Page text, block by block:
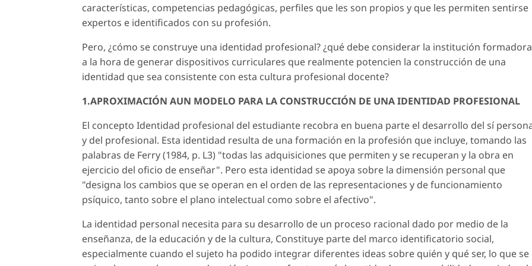
características, competencias pedagógicas, perfiles que les son propios y que les permiten sentirse
expertos e identificados con su profesión.
Pero, ¿cómo se construye una identidad profesional? ¿qué debe considerar la institución
a la hora de generar dispositivos curriculares que realmente potencien la construcción de una
identidad que sea consistente con esta cultura profesional docente?
1.APROXIMACIÓN AUN MODELO PARA LA CONSTRUCCIÓN DE UNA IDENTIDAD PROFESIONAL
El concepto Identidad profesional del estudiante recobra en buena parte el desarrollo del sí
y del profesional. Esta identidad resulta de una formación en la profesión que incluye, tomando las
palabras de Ferry (1984, p. L3) "todas las adquisiciones que permiten y se recuperan y la obra en
ejercicio del oficio de enseñar". Pero esta identidad se apoya sobre la dimensión personal que
"designa los cambios que se operan en el orden de las representaciones y de funcionamiento
psíquico, tanto sobre el plano intelectual como sobre el afectivo".
La identidad personal necesita para su desarrollo de un proceso racional dado por medio de la
enseñanza, de la educación y de la cultura, Constituye parte del marco identificatorio social,
especialmente cuando el sujeto ha podido integrar diferentes ideas sobre quién y qué ser, lo que se